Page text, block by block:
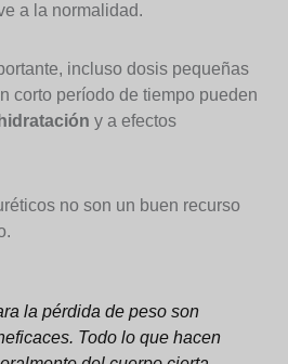
a la normalidad.
incluso dosis pequeñas
corto período de tiempo pueden
y a efectos
no son un buen recurso
la pérdida de peso son
Todo lo que hacen